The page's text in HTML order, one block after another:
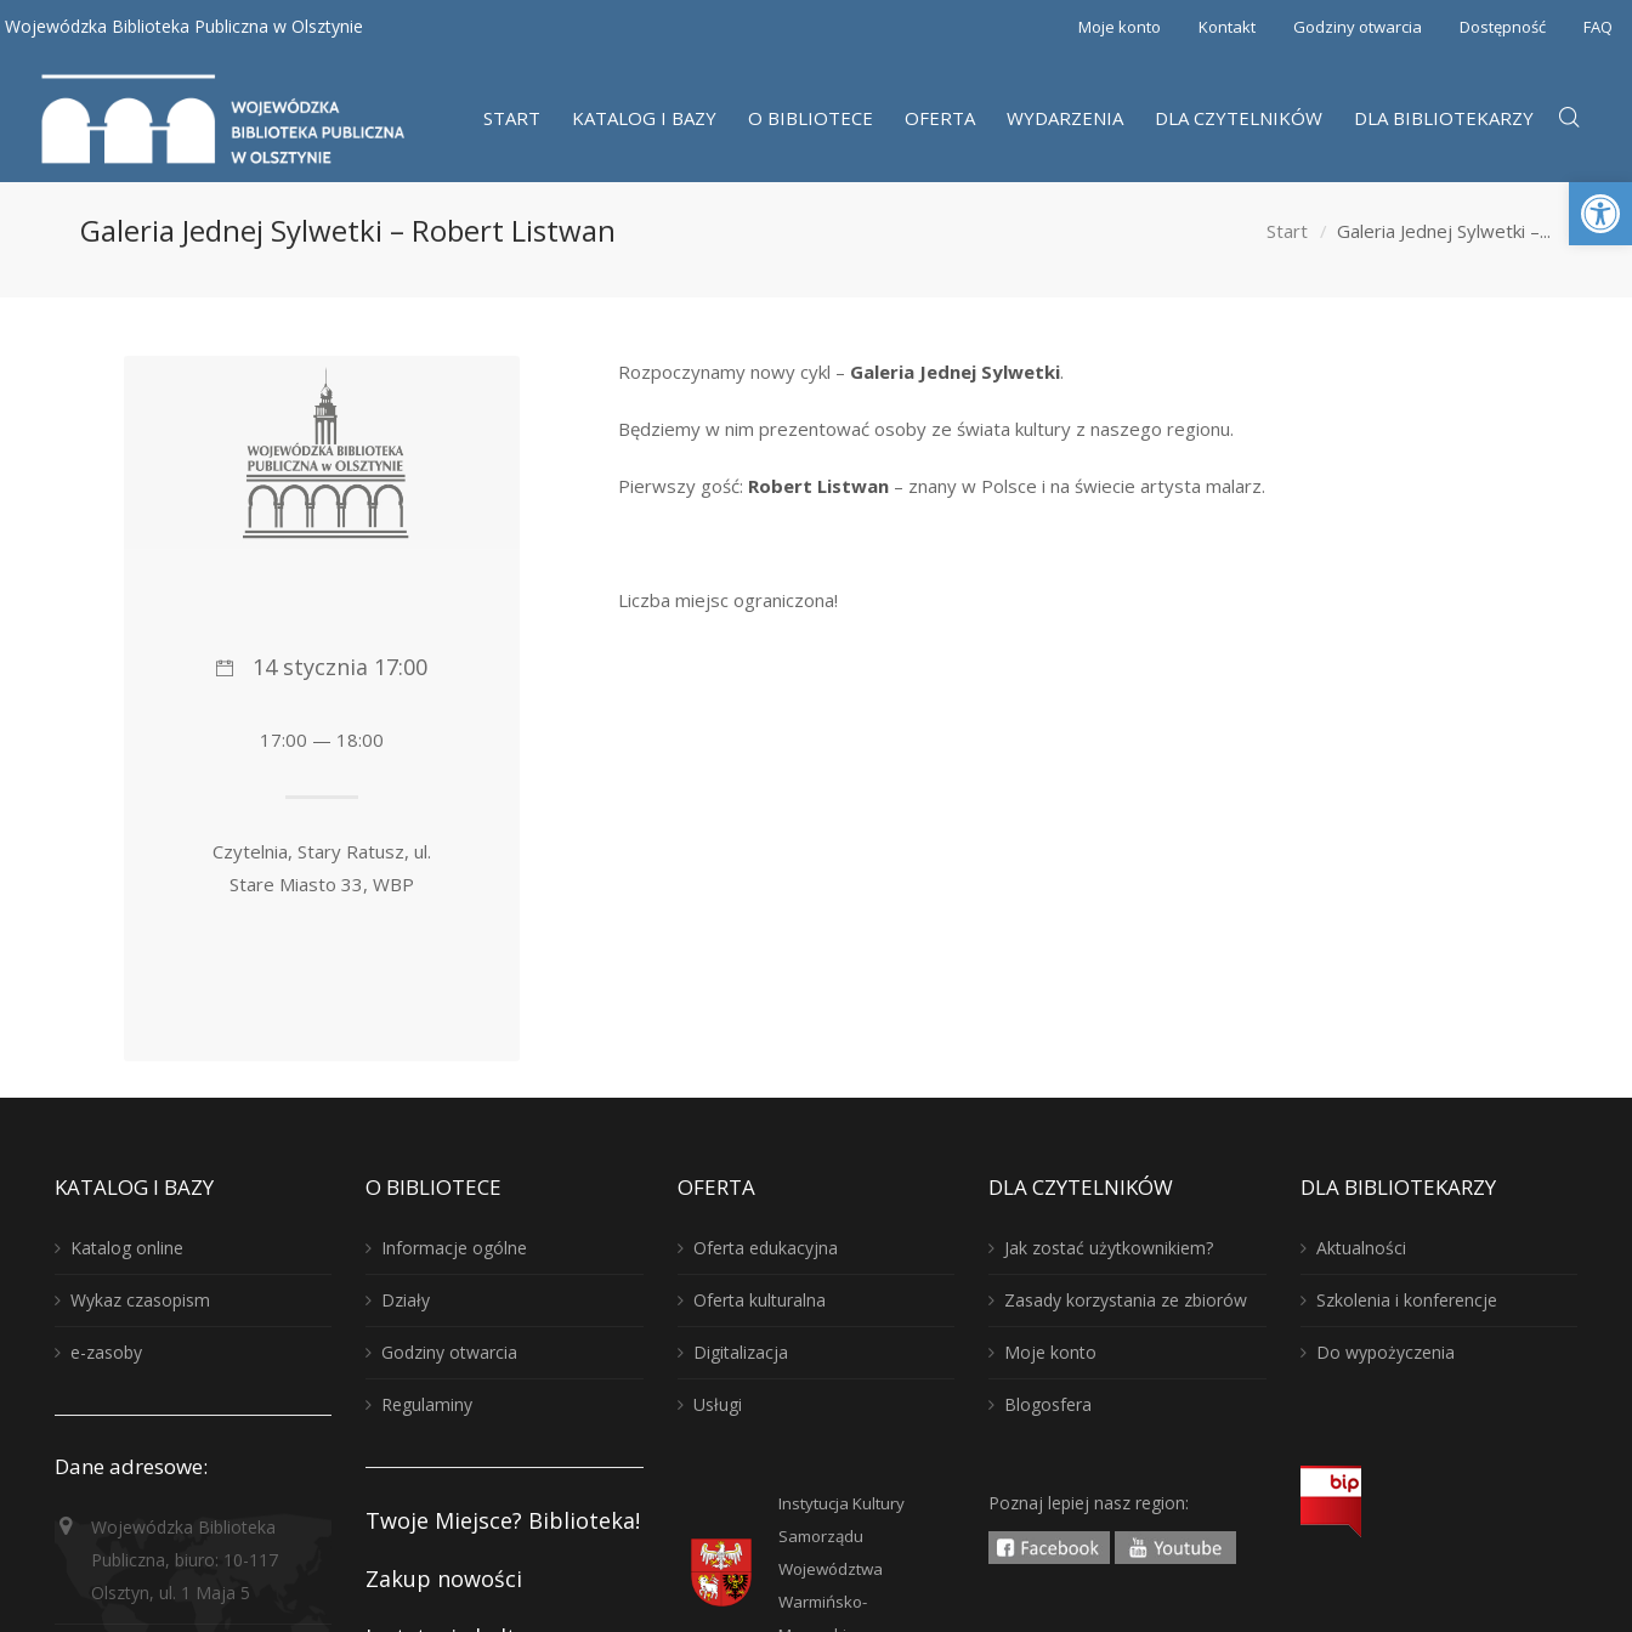
Wojewódzka Biblioteka Publiczna w Olsztynie Moje konto Kontakt Godziny otwarcia Dostępność FAQ
START KATALOG I BAZY O BIBLIOTECE OFERTA WYDARZENIA DLA CZYTELNIKÓW DLA BIBLIOTEKARZY
Galeria Jednej Sylwetki – Robert Listwan Start Galeria Jednej Sylwetki –...
Rozpoczynamy nowy cykl – Galeria Jednej Sylwetki.
Będziemy w nim prezentować osoby ze świata kultury z naszego regionu.
Pierwszy gość: Robert Listwan– znany w Polsce i na świecie artysta malarz.
Liczba miejsc ograniczona!
14 stycznia 17:00
17:00 — 18:00
Czytelnia, Stary Ratusz, ul.
Stare Miasto 33, WBP
KATALOG I BAZY
Katalog online
Wykaz czasopism
e-zasoby
Dane adresowe:
Wojewódzka Biblioteka
Publiczna, biuro: 10-117
Olsztyn, ul. 1 Maja 5
O BIBLIOTECE
Informacje ogólne
Działy
Godziny otwarcia
Regulaminy
Twoje Miejsce? Biblioteka!
Zakup nowości
OFERTA
Oferta edukacyjna
Oferta kulturalna
Digitalizacja
Usługi
Instytucja Kultury
Samorządu
Województwa
Warmińsko-
DLA CZYTELNIKÓW
Jak zostać użytkownikiem?
Zasady korzystania ze zbiorów
Moje konto
Blogosfera
Poznaj lepiej nasz region:
DLA BIBLIOTEKARZY
Aktualności
Szkolenia i konferencje
Do wypożyczenia